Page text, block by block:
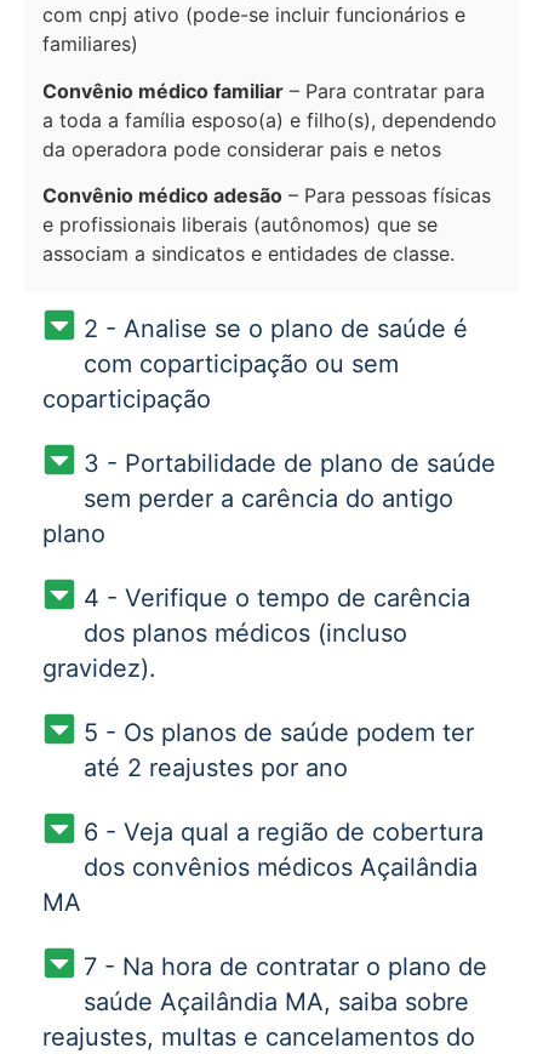
com cnpj ativo (pode-se incluir funcionários e
familiares)
Convênio médico familiar – Para contratar para
a toda a família esposo(a) e filho(s), dependendo
da operadora pode considerar pais e netos
Convênio médico adesão – Para pessoas físicas
e profissionais liberais (autônomos) que se
associam a sindicatos e entidades de classe.
2 - Analise se o plano de saúde é
com coparticipação ou sem
coparticipação
3 - Portabilidade de plano de saúde
sem perder a carência do antigo
plano
4 - Verifique o tempo de carência
dos planos médicos (incluso
gravidez).
5 - Os planos de saúde podem ter
até 2 reajustes por ano
6 - Veja qual a região de cobertura
dos convênios médicos Açailândia
MA
7 - Na hora de contratar o plano de
saúde Açailândia MA, saiba sobre
reajustes, multas e cancelamentos do